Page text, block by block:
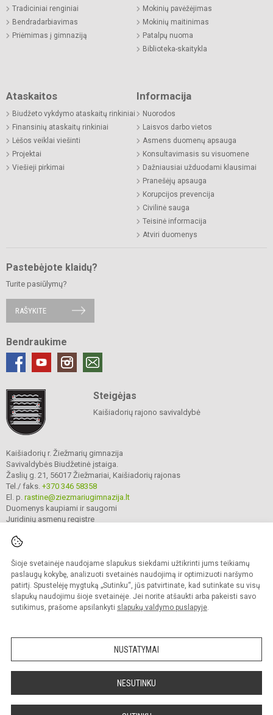
Šioje svetainėje naudojame slapukus siekdami užtikrinti jums teikiamų
paslaugų kokybę, analizuoti svetainės naudojimą ir optimizuoti naršymo
patirtį. Spustelėję mygtuką „Sutinku“, jūs patvirtinate, kad sutinkate su visų
slapukų naudojimu šioje svetainėje. Jei norite atšaukti arba pakeisti savo
sutikimus, prašome apsilankyti slapukų valdymo puslapyje.
NUSTATYMAI
NESUTINKU
Tradiciniai renginiai
Bendradarbiavimas
Priėmimas į gimnaziją
Mokinių pavėžėjimas
Mokinių maitinimas
Patalpų nuoma
Biblioteka-skaitykla
Ataskaitos
Biudžeto vykdymo ataskaitų rinkiniai
Finansinių ataskaitų rinkiniai
Lėšos veiklai viešinti
Projektai
Viešieji pirkimai
Informacija
Nuorodos
Laisvos darbo vietos
Asmens duomenų apsauga
Konsultavimasis su visuomene
Dažniausiai užduodami klausimai
Pranešėjų apsauga
Korupcijos prevencija
Civilinė sauga
Teisinė informacija
Atviri duomenys
Pastebėjote klaidų?
Turite pasiūlymų?
RAŠYKITE
Bendraukime
Steigėjas
Kaišiadorių rajono savivaldybė
Kaišiadorių r. Žiežmarių gimnazija
Savivaldybės Biudžetinė įstaiga.
Žaslių g. 21, 56017 Žiežmariai, Kaišiadorių rajonas
Tel./ faks. +370 346 58358
El. p. rastine@ziezmariugimnazija.lt
Duomenys kaupiami ir saugomi
Juridinių asmenų registre
© 2025. Kaišiadorių r. Žiežmarių gimnazija. Visos teisės saugomos.
Kopijuoti turinį be raštiško įstaigos administracijos sutikimo griežtai draudžiama.
Prieinamumo paraiška Slapukų valdymas